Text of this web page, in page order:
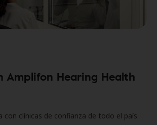
Amplifon Hearing Health
con clínicas de confianza de todo el país